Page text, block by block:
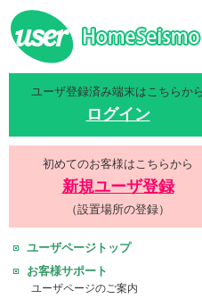
ユーザ登録済み端末はこちらから
ログイン
初めてのお客様はこちらから
新規ユーザ登録
（設置場所の登録）
ユーザページトップ
お客様サポート
ユーザページのご案内